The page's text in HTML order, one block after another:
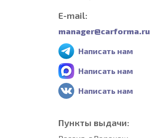
E-mail:
manager@carforma.ru
Написать нам
Написать нам
Написать нам
Пункты выдачи: